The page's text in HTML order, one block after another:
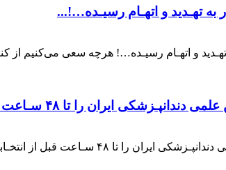
تهـدید و اتهـام رسیـده…!...
و اتهـام رسیـده…! هرچه سعی می‌کنیم از
ایران را تا ۴۸ سـاعت قبل از ان...
مهـلت عضـویت در انجـمن